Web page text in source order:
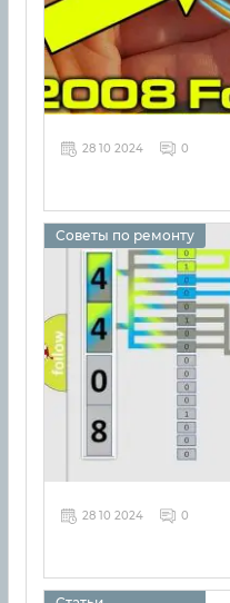
28 10 2024 0
Советы по ремонту
28 10 2024 0